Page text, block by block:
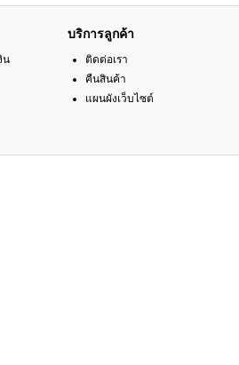
น
บริการลูกค้า
ติดต่อเรา
คืนสินค้า
แผนผังเว็บไซต์